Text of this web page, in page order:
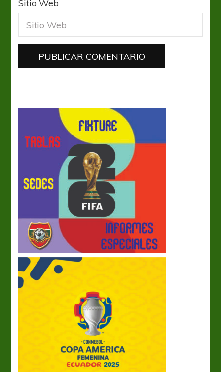
Sitio Web